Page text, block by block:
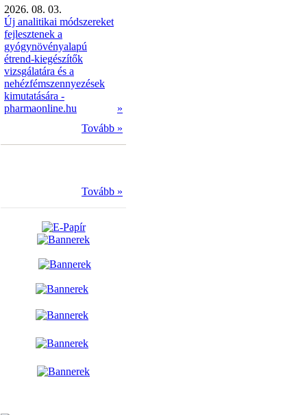
2026. 08. 03.
Új analitikai módszereket
fejlesztenek a
gyógynövényalapú
étrend-kiegészítők
vizsgálatára és a
nehézfémszennyezések
kimutatására -
pharmaonline.hu
»
Tovább »
Tovább »